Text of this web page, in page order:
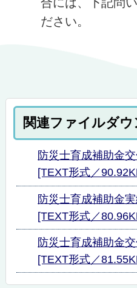
ださい。
関連ファイルダウ
防災士育成補助金
[TEXT形式／
防災士育成補助金
[TEXT形式／
防災士育成補助金
[TEXT形式／